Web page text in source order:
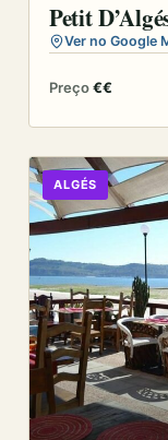
Petit
Ver no Google
Preço€€
ALGÉS